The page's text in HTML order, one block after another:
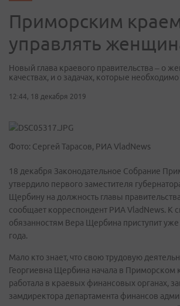
Приморским
управлять
Новый глава краевого правительства – о
качествах, и о задачах, которые
12:44, 18 декабря 2019
Фото: Сергей Тарасов, РИА VladNews
18 декабря Законодательное Собрание
утвердило первого заместителя
Щербину на должность главы
сообщает корреспондент РИА VladNews. К
обязанностям Вера Щербина приступит уже
года.
Мало кто знает, что свою трудовую
Георгиевна Щербина начала в Приморском
работала в краевых финансовых органах,
замдиректора департамента финансов